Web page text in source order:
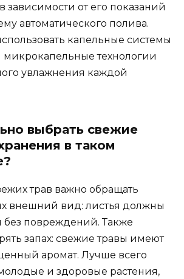
зависимости от его показаний
автоматического полива.
капельные системы
технологии
увлажнения каждой
выбрать свежие
в таком
трав важно обращать
внешний вид: листья должны
повреждений. Также
запах: свежие травы имеют
аромат. Лучше всего
и здоровые растения,